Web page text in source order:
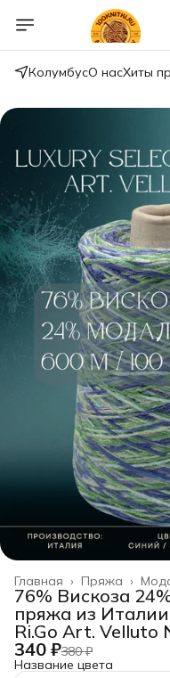
КолумбусО насХиты
Пряжа ›
Главная ›
76% Вискоза
пряжа из
Ri.Go Art.
340 ₽380 ₽
Название цвета